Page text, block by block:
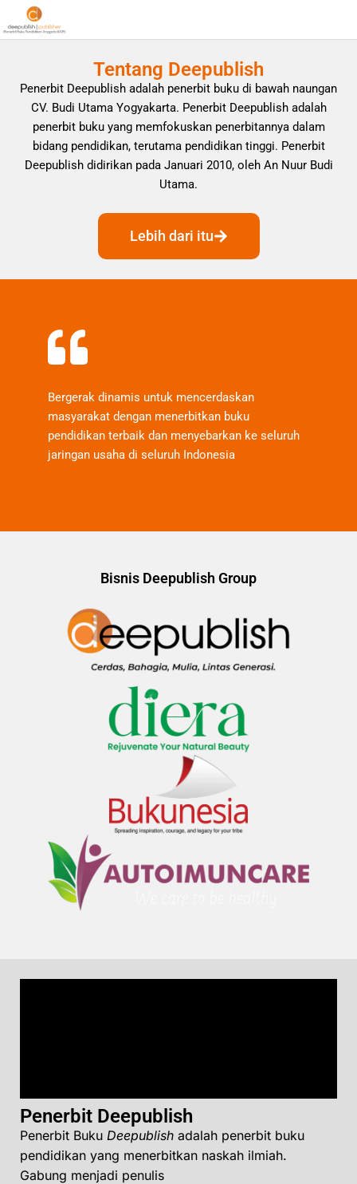
Tentang Deepublish
Penerbit Deepublish adalah penerbit buku di bawah naungan
CV. Budi Utama Yogyakarta. Penerbit Deepublish adalah
penerbit buku yang memfokuskan penerbitannya dalam
bidang pendidikan, terutama pendidikan tinggi. Penerbit
Deepublish didirikan pada Januari 2010, oleh An Nuur Budi
Utama.
Lebih dari itu
Bergerak dinamis untuk mencerdaskan
masyarakat dengan menerbitkan buku
pendidikan terbaik dan menyebarkan ke seluruh
jaringan usaha di seluruh Indonesia
Bisnis Deepublish Group
Penerbit Deepublish
Penerbit Buku Deepublish adalah penerbit buku
pendidikan yang menerbitkan naskah ilmiah.
Gabung menjadi penulis